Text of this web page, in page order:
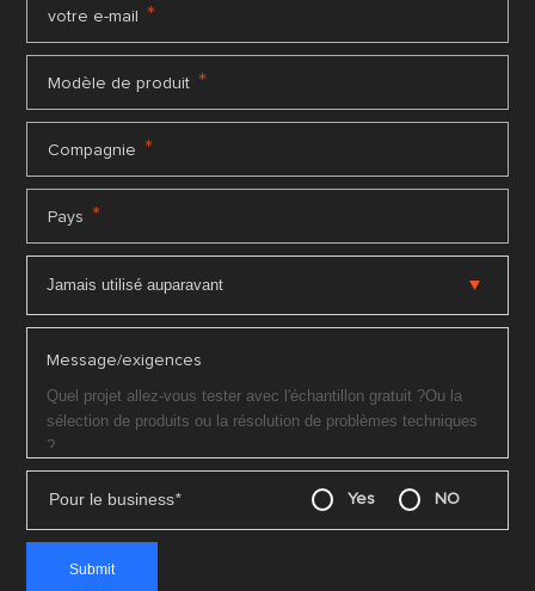
votre e-mail *
Modèle de produit *
Compagnie *
Pays *
Message/exigences
Pour le business* Yes NO